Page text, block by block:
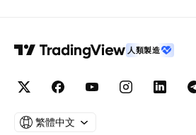
人類製造
繁體中文